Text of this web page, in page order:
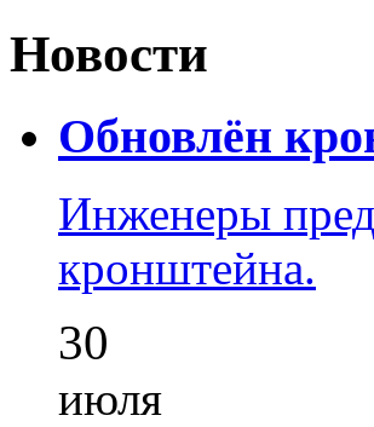
Новости
Обновлён
Инженеры
кронштейна.
30
июля